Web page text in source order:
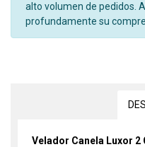
alto volumen de pedidos.
profundamente su
Velador Canela Luxor 2